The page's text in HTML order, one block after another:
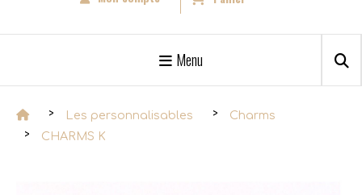
Menu
Les personnalisables
Charms
CHARMS K